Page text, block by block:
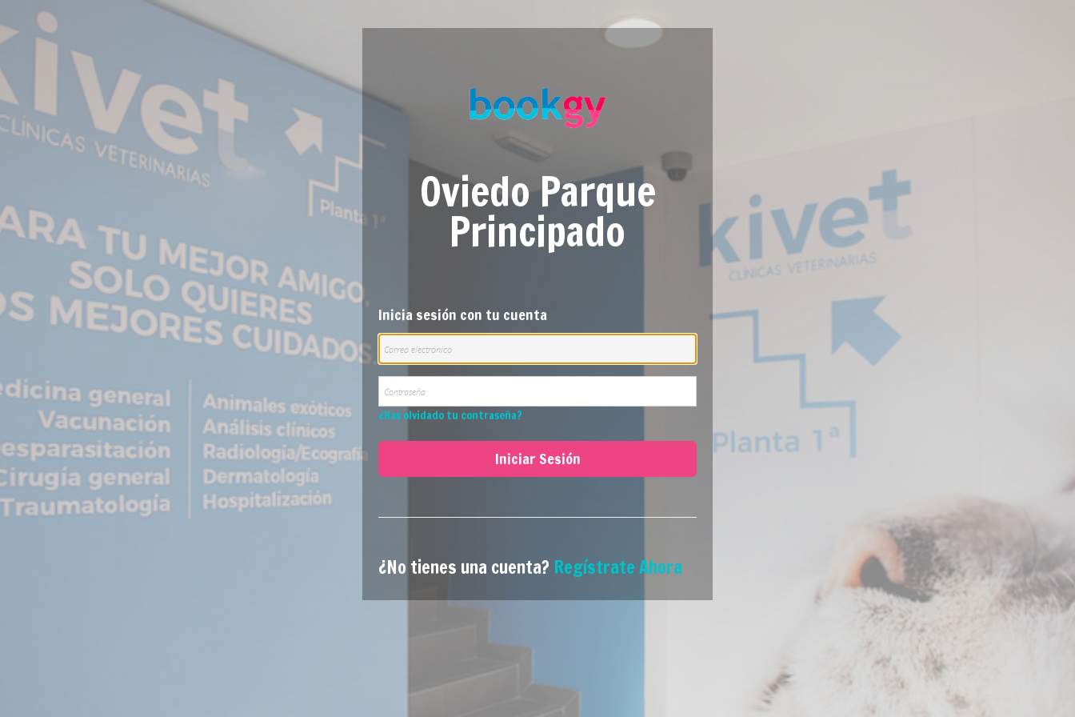
Oviedo Parque
Principado
Inicia sesión con tu cuenta
¿Has olvidado tu contraseña?
Iniciar Sesión
¿No tienes una cuenta? Regístrate Ahora